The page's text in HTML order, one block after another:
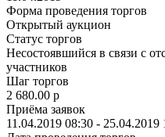
Форма проведения торгов
Открытый аукцион
Статус торгов
Несостоявшийся в связи с
участников
Шаг торгов
2 680.00 p
Приёма заявок
11.04.2019 08:30 - 25.04.2019